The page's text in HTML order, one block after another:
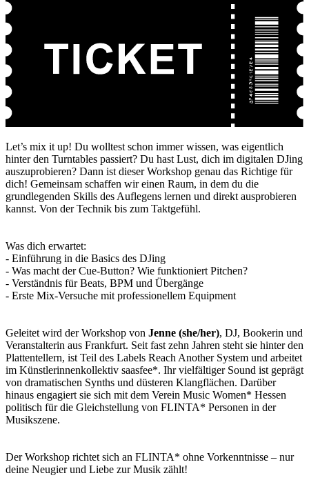
Let’s mix it up! Du wolltest schon immer wissen, was eigentlich
hinter den Turntables passiert? Du hast Lust, dich im digitalen DJing
auszuprobieren? Dann ist dieser Workshop genau das Richtige für
dich! Gemeinsam schaffen wir einen Raum, in dem du die
grundlegenden Skills des Auflegens lernen und direkt ausprobieren
kannst. Von der Technik bis zum Taktgefühl.
Was dich erwartet:
- Einführung in die Basics des DJing
- Was macht der Cue-Button? Wie funktioniert Pitchen?
- Verständnis für Beats, BPM und Übergänge
- Erste Mix-Versuche mit professionellem Equipment
Geleitet wird der Workshop von Jenne (she/her), DJ, Bookerin und
Veranstalterin aus Frankfurt. Seit fast zehn Jahren steht sie hinter den
Plattentellern, ist Teil des Labels Reach Another System und arbeitet
im Künstlerinnenkollektiv saasfee*. Ihr vielfältiger Sound ist geprägt
von dramatischen Synths und düsteren Klangflächen. Darüber
hinaus engagiert sie sich mit dem Verein Music Women* Hessen
politisch für die Gleichstellung von FLINTA* Personen in der
Musikszene.
Der Workshop richtet sich an FLINTA* ohne Vorkenntnisse – nur
deine Neugier und Liebe zur Musik zählt!